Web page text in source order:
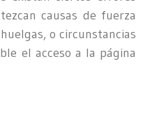
causas de fuerza
o circunstancias
el acceso a la página